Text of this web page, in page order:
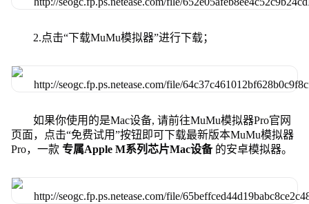
2.点击“下载MuMu模拟器”进行下载；
如果你使用的是Mac设备, 请前往MuMu模拟器Pro官网
页面，点击“免费试用”按钮即可下载最新版本MuMu模拟器
Pro，一款 专属Apple M系列芯片Mac设备 的安卓模拟器。